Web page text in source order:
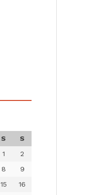
S
S
1
2
8
9
15
16